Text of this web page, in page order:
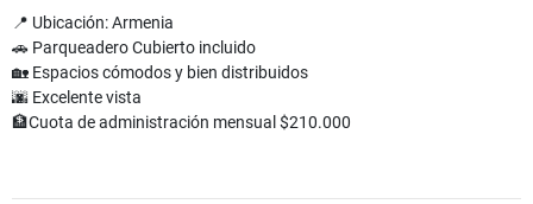
📍 Ubicación: Armenia
🚗 Parqueadero Cubierto incluido
🏡 Espacios cómodos y bien distribuidos
🌆 Excelente vista
🏦Cuota de administración mensual $210.000